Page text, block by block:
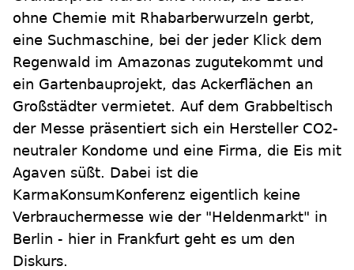
ohne Chemie mit Rhabarberwurzeln gerbt,
eine Suchmaschine, bei der jeder Klick dem
Regenwald im Amazonas zugutekommt und
ein Gartenbauprojekt, das Ackerflächen an
Großstädter vermietet. Auf dem Grabbeltisch
der Messe präsentiert sich ein Hersteller CO2-
neutraler Kondome und eine Firma, die Eis mit
Agaven süßt. Dabei ist die
KarmaKonsumKonferenz eigentlich keine
Verbrauchermesse wie der "Heldenmarkt" in
Berlin - hier in Frankfurt geht es um den
Diskurs.